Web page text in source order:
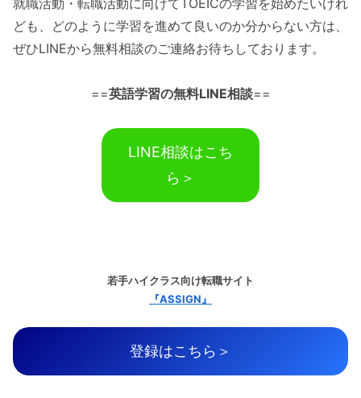
ども、どのように学習を進めて良いのか分からない方は、
ぜひLINEから無料相談のご連絡お待ちしております。
==英語学習の無料LINE相談==
LINE相談はこち
ら＞
若手ハイクラス向け転職サイト
『ASSIGN』
登録はこちら＞